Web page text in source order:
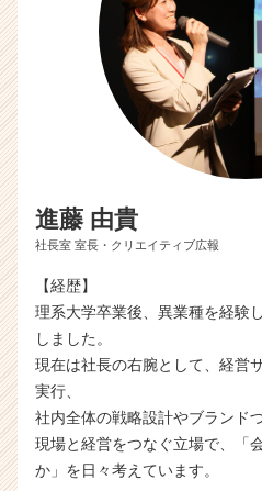
進藤 由貴
社長室 室長・クリエイティブ広報
【経歴】
理系大学卒業後、異業種を経験
しました。
現在は社長の右腕として、経営
実行、
社内全体の戦略設計やブランド
現場と経営をつなぐ立場で、「
か」を日々考えています。